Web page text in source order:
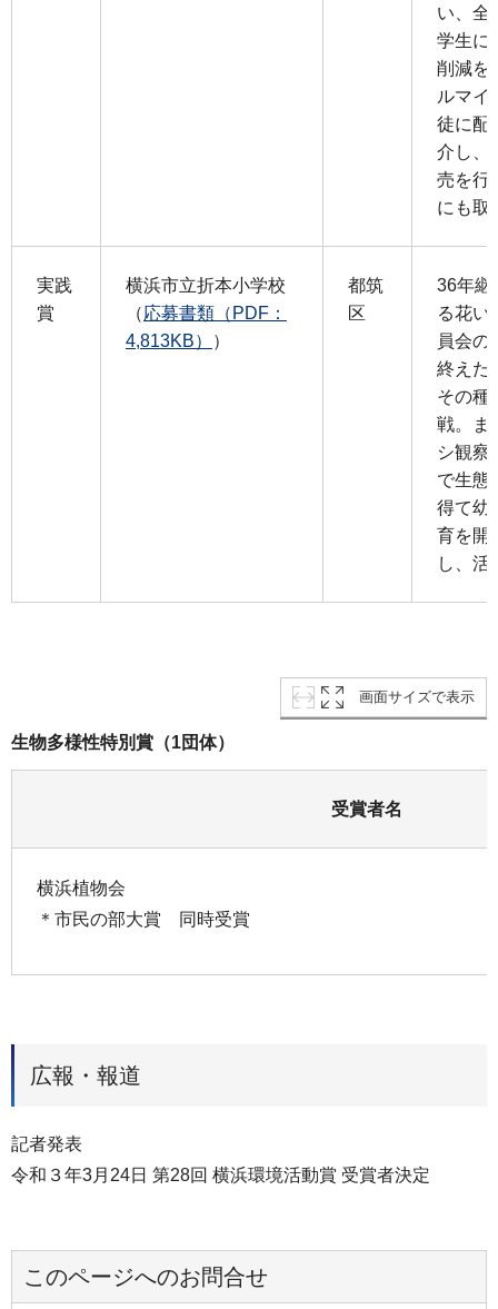
い、全
学生に
削減を
ルマイ
徒に配
介し、
売を行
にも取
実践
賞
横浜市立折本小学校
（応募書類（PDF：
4,813KB）
）
都筑
区
36年継
る花い
員会の
終えた
その種
戦。ま
シ観察
で生態
得て幼
育を開
し、活
画面サイズで表示
生物多様性特別賞（1団体）
受賞者名
横浜植物会
＊市民の部大賞 同時受賞
広報・報道
記者発表
令和３年3月24日 第28回 横浜環境活動賞 受賞者決定
このページへのお問合せ